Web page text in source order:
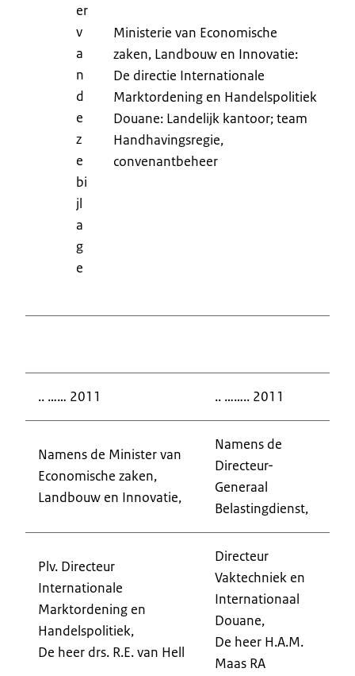
er
v
a
n
d
e
z
e
bi
jl
a
g
e
Ministerie van Economische
zaken, Landbouw en Innovatie:
De directie Internationale
Marktordening en Handelspolitiek
Douane: Landelijk kantoor; team
Handhavingsregie,
convenantbeheer
.. …… 2011 .. …….. 2011
Namens de Minister van
Economische zaken,
Landbouw en Innovatie,
Namens de
Directeur-
Generaal
Belastingdienst,
Plv. Directeur
Internationale
Marktordening en
Handelspolitiek,
De heer drs. R.E. van Hell
Directeur
Vaktechniek en
Internationaal
Douane,
De heer H.A.M.
Maas RA